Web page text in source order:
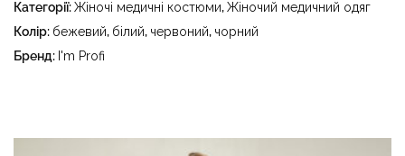
відбілювати - суха чистка з використанням
тетрахлоретилену (перхлоретилену) та вуглеводів
температури до 40 °C
Категорії:Жіночі медичні костюми,Жіночий медичний одяг
Колір: бежевий, білий, червоний, чорний
Бренд: I'm Profi